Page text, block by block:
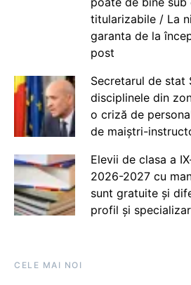
titularizabile / La
garanta de la
post
Secretarul de stat
disciplinele din
o criză de
de maiștri-
Elevii de clasa a
2026-2027 cu
sunt gratuite și
profil și
CELE MAI NOI